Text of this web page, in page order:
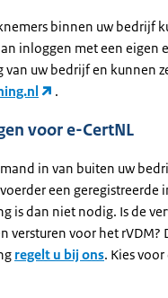
binnen uw bedrijf
inloggen met een eigen
van uw bedrijf en kunnen
.
voor e-CertNL
in van buiten uw
een
is dan niet nodig. Is de
versturen voor het rVDM?
regelt u bij ons. Kies